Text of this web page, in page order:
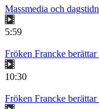
Massmedia och
5:59
Fröken Francke
10:30
Fröken Francke